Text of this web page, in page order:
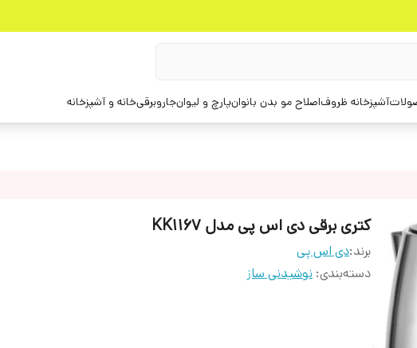
آشپزخانه ظروفاصلاح مو بدن بانوانپارچ و لیوانجاروبرقیخانه و آشپزخانه
کتری برقی دی اس پی مدل KK1167
برند:دی اس پی
دسته‌بندی: نوشیدنی ساز